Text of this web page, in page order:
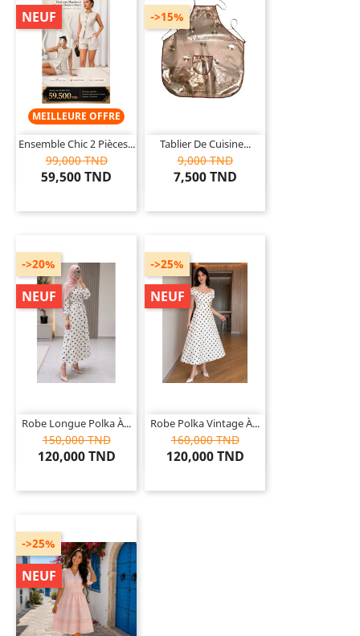
MEILLEURE OFFRE
Ensemble Chic 2 Pièces...
99,000 TND
59,500 TND
NEUF
Tablier De Cuisine...
9,000 TND
7,500 TND
->15%
Robe Longue Polka À...
150,000 TND
120,000 TND
->20%
NEUF
Robe Polka Vintage À...
160,000 TND
120,000 TND
->25%
NEUF
->25%
NEUF